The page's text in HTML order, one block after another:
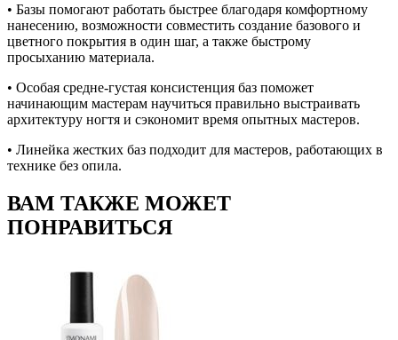
• Базы помогают работать быстрее благодаря комфортному
нанесению, возможности совместить создание базового и
цветного покрытия в один шаг, а также быстрому
просыханию материала.
• Особая средне-густая консистенция баз поможет
начинающим мастерам научиться правильно выстраивать
архитектуру ногтя и сэкономит время опытных мастеров.
• Линейка жестких баз подходит для мастеров, работающих в
технике без опила.
ВАМ ТАКЖЕ МОЖЕТ
ПОНРАВИТЬСЯ